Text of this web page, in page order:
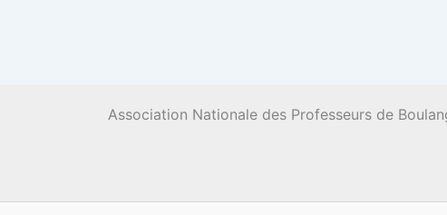
Association Nationale des Professeurs de